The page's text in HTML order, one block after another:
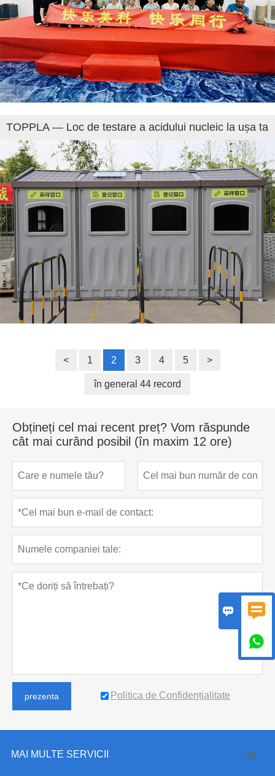
TOPPLA — Loc de testare a acidului nucleic la ușa ta
< 1 2 3 4 5 >
în general 44 record
Obțineți cel mai recent preț? Vom răspunde
cât mai curând posibil (în maxim 12 ore)
prezenta Politica de Confidențialitate
MAI MULTE SERVICII
 
